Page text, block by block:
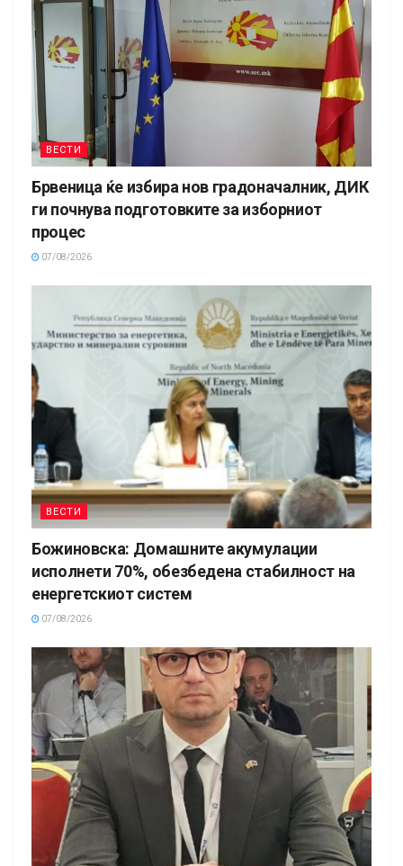
ВЕСТИ
Брвеница ќе избира нов градоначалник, ДИК
ги почнува подготовките за изборниот
процес
07/08/2026
ВЕСТИ
Божиновска: Домашните акумулации
исполнети 70%, обезбедена стабилност на
енергетскиот систем
07/08/2026